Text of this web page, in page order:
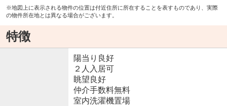
※地図上に表示される物件の位置は付近住所に所在することを表すものであり、実際
の物件所在地とは異なる場合がございます。
特徴
陽当り良好
２人入居可
眺望良好
仲介手数料無料
室内洗濯機置場